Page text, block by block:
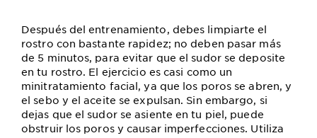
Después del entrenamiento, debes limpiarte el
rostro con bastante rapidez; no deben pasar más
de 5 minutos, para evitar que el sudor se deposite
en tu rostro. El ejercicio es casi como un
minitratamiento facial, ya que los poros se abren, y
el sebo y el aceite se expulsan. Sin embargo, si
dejas que el sudor se asiente en tu piel, puede
obstruir los poros y causar imperfecciones. Utiliza